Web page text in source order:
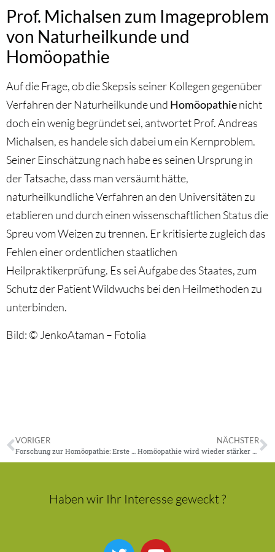
Prof. Michalsen zum Imageproblem
von Naturheilkunde und
Homöopathie
Auf die Frage, ob die Skepsis seiner Kollegen gegenüber
Verfahren der Naturheilkunde und Homöopathienicht
doch ein wenig begründet sei, antwortet Prof. Andreas
Michalsen, es handele sich dabei um ein Kernproblem.
Seiner Einschätzung nach habe es seinen Ursprung in
der Tatsache, dass man versäumt hätte,
naturheilkundliche Verfahren an den Universitäten zu
etablieren und durch einen wissenschaftlichen Status die
Spreu vom Weizen zu trennen. Er kritisierte zugleich das
Fehlen einer ordentlichen staatlichen
Heilpraktikerprüfung. Es sei Aufgabe des Staates, zum
Schutz der Patient Wildwuchs bei den Heilmethoden zu
unterbinden.
Bild: © JenkoAtaman – Fotolia
VORIGER
Forschung zur Homöopathie: Erste Professur für Naturheilkunde
NÄCHSTER
Homöopathie wird wieder stärker nachgefragt
Haben wir Ihr Interesse geweckt ?